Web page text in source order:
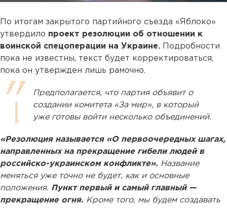
По итогам закрытого партийного съезда «Яблоко»
утвердило проект резолюции об отношении к
воинской спецоперации на Украине. Подробности
пока не известны, текст будет корректироваться,
пока он утвержден лишь рамочно.
Предполагается, что партия объявит о
создании комитета «За мир», в который
уже готовы войти несколько объединений.
«Резолюция называется «О первоочередных шагах,
направленных на прекращение гибели людей в
российско-украинском конфликте». Название
меняться уже точно не будет, как и основные
положения. Пункт первый и самый главный —
прекращение огня. Кроме того, мы будем создавать